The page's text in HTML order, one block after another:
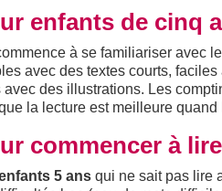
enfants de cinq
à se familiariser avec
avec des textes courts,
des illustrations. Les
la lecture est meilleure
commencer à
5 ans qui ne sait pas lire